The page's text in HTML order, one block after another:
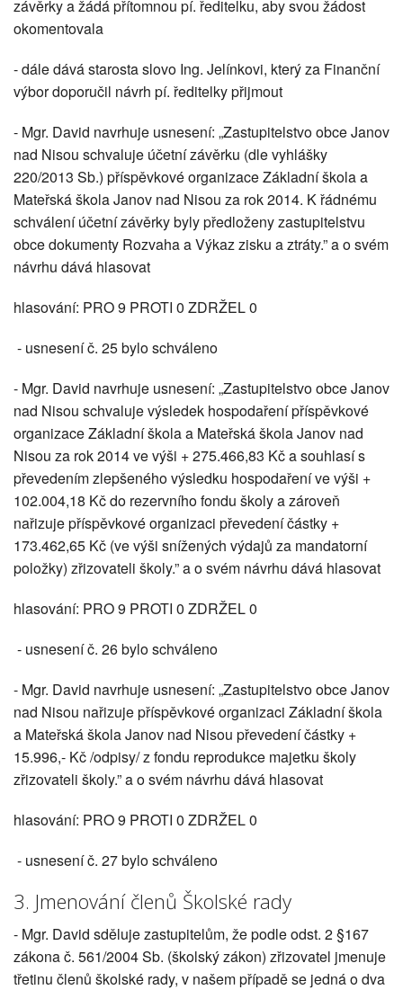
závěrky a žádá přítomnou pí. ředitelku, aby svou žádost
okomentovala
- dále dává starosta slovo Ing. Jelínkovi, který za Finanční
výbor doporučil návrh pí. ředitelky přijmout
- Mgr. David navrhuje usnesení: „Zastupitelstvo obce Janov
nad Nisou schvaluje účetní závěrku (dle vyhlášky
220/2013 Sb.) příspěvkové organizace Základní škola a
Mateřská škola Janov nad Nisou za rok 2014. K řádnému
schválení účetní závěrky byly předloženy zastupitelstvu
obce dokumenty Rozvaha a Výkaz zisku a ztráty.” a o svém
návrhu dává hlasovat
hlasování: PRO 9 PROTI 0 ZDRŽEL 0
- usnesení č. 25 bylo schváleno
- Mgr. David navrhuje usnesení: „Zastupitelstvo obce Janov
nad Nisou schvaluje výsledek hospodaření příspěvkové
organizace Základní škola a Mateřská škola Janov nad
Nisou za rok 2014 ve výši + 275.466,83 Kč a souhlasí s
převedením zlepšeného výsledku hospodaření ve výši +
102.004,18 Kč do rezervního fondu školy a zároveň
nařizuje příspěvkové organizaci převedení částky +
173.462,65 Kč (ve výši snížených výdajů za mandatorní
položky) zřizovateli školy.” a o svém návrhu dává hlasovat
hlasování: PRO 9 PROTI 0 ZDRŽEL 0
- usnesení č. 26 bylo schváleno
- Mgr. David navrhuje usnesení: „Zastupitelstvo obce Janov
nad Nisou nařizuje příspěvkové organizaci Základní škola
a Mateřská škola Janov nad Nisou převedení částky +
15.996,- Kč /odpisy/ z fondu reprodukce majetku školy
zřizovateli školy.” a o svém návrhu dává hlasovat
hlasování: PRO 9 PROTI 0 ZDRŽEL 0
- usnesení č. 27 bylo schváleno
3. Jmenování členů Školské rady
- Mgr. David sděluje zastupitelům, že podle odst. 2 §167
zákona č. 561/2004 Sb. (školský zákon) zřizovatel jmenuje
třetinu členů školské rady, v našem případě se jedná o dva